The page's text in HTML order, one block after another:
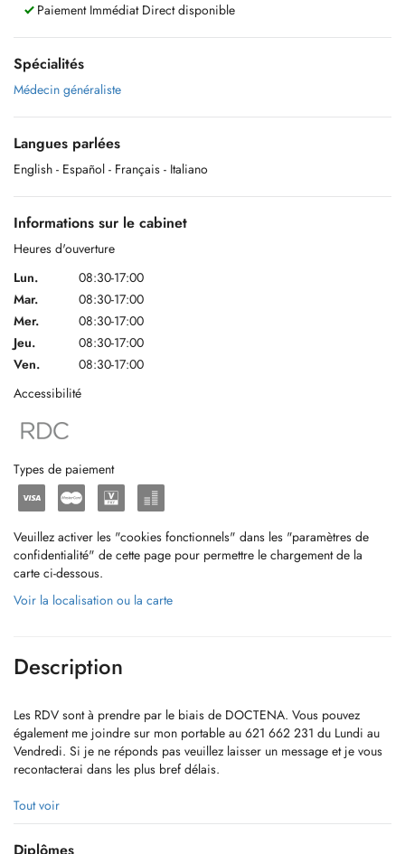
Paiement Immédiat Direct disponible
Spécialités
Médecin généraliste
Langues parlées
English - Español - Français - Italiano
Informations sur le cabinet
Heures d'ouverture
Lun.
08:30-17:00
Mar.
08:30-17:00
Mer.
08:30-17:00
Jeu.
08:30-17:00
Ven.
08:30-17:00
Accessibilité
Types de paiement
Veuillez activer les "cookies fonctionnels" dans les "paramètres de
confidentialité" de cette page pour permettre le chargement de la
carte ci-dessous.
Voir la localisation ou la carte
Description
Les RDV sont à prendre par le biais de DOCTENA. Vous pouvez
également me joindre sur mon portable au 621 662 231 du Lundi au
Vendredi. Si je ne réponds pas veuillez laisser un message et je vous
recontacterai dans les plus bref délais.
Conformément aux dispositions prévues par la loi, un RDV non
décommandé 24h à l'avance entraine la facturation de la consultation.
Loi du 21 décembre 2016
Tout voir